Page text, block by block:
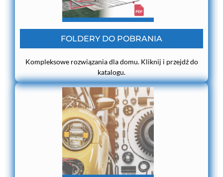
FOLDERY DO POBRANIA
Kompleksowe rozwiązania dla domu. Kliknij i przejdź do
katalogu.